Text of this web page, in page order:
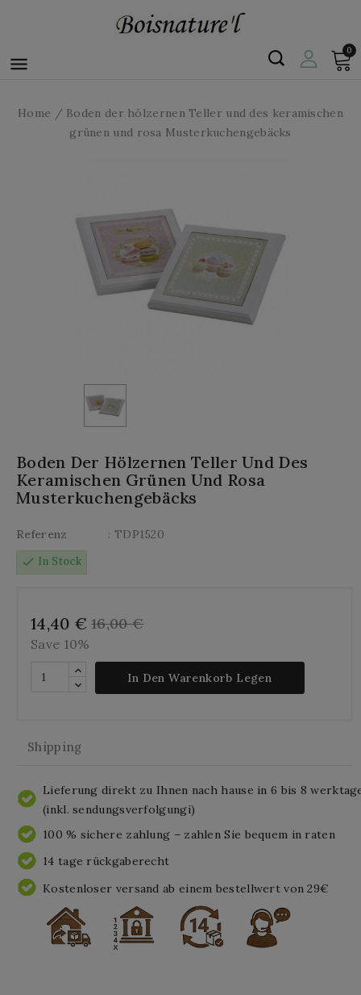

0
Home
Boden der hölzernen Teller und des keramischen
grünen und rosa Musterkuchengebäcks
Boden Der Hölzernen Teller Und Des
Keramischen Grünen Und Rosa
Musterkuchengebäcks
Referenz
: TDP1520
check In Stock
14,40 € 16,00 €
Save 10%
In Den Warenkorb Legen
Shipping
Lieferung direkt zu Ihnen nach hause in 6 bis 8
(inkl. sendungsverfolgungi)
100 % sichere zahlung – zahlen Sie bequem in raten
14 tage rückgaberecht
Kostenloser versand ab einem bestellwert von 29€